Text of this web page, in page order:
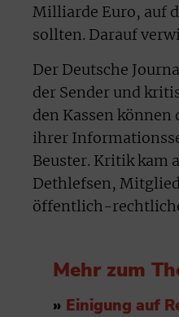
Milliarde Euro, auf
sollten. Darauf
Der Deutsche
der Sender und
den Kassen
ihrer
Beuster. Kritik kam
Dethlefsen,
öffentlich-
Mehr zum
» Einigung auf